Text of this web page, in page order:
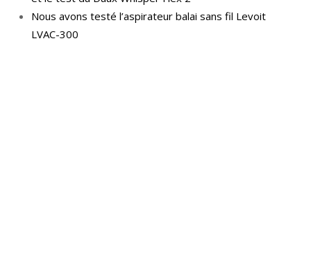
Nous avons testé l’aspirateur balai sans fil Levoit
LVAC-300